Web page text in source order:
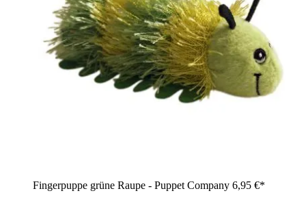
Fingerpuppe grüne Raupe - Puppet Company 6,95 €*